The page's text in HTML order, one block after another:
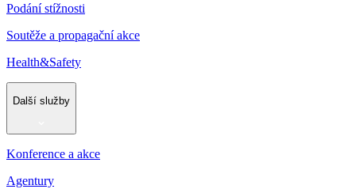
Podání stížnosti
Soutěže a propagační akce
Health&Safety
Další služby
Konference a akce
Agentury